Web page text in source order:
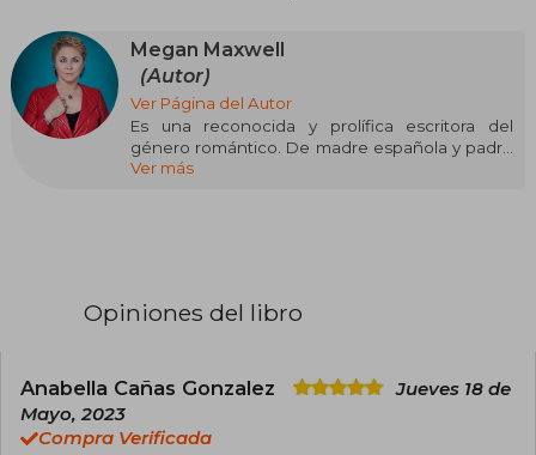
Megan Maxwell
(Autor)
Ver Página del Autor
Es una reconocida y prolífica escritora del
género romántico. De madre española y padre
estadounidense, ha publicado novelas como
una novela, Llámame Bombón, Pídeme lo que
dije.
Pídeme lo que quieras, su debut en el género
erótico, fue premiada con las Tres Plumas a la
Ver más
Opiniones del libro
Anabella Cañas Gonzalez
Jueves 18 de
Mayo, 2023
Compra Verificada